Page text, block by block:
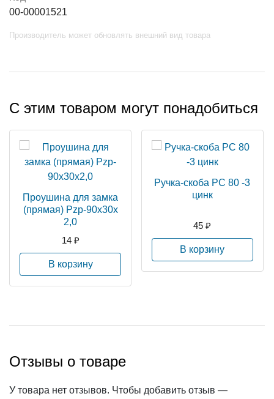
00-00001521
Производитель может обновлять внешний вид товара
С этим товаром могут понадобиться
Проушина для замка
(прямая) Pzp-90х30х
2,0
14 ₽
В корзину
Ручка-скоба РС 80 -3
цинк
45 ₽
В корзину
Отзывы о товаре
У товара нет отзывов. Чтобы добавить отзыв —